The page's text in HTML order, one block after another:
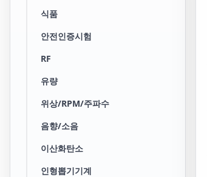
식품
안전인증시험
RF
유량
위상/RPM/주파수
음향/소음
이산화탄소
인형뽑기기계